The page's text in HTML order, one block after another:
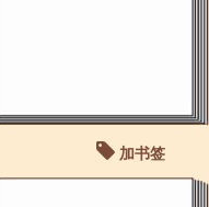
加书签